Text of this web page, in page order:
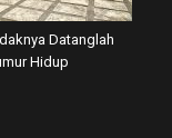
Datanglah
Hidup